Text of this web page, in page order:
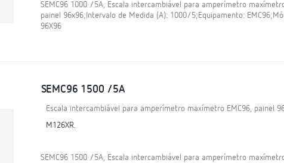
SEMC96 1000 /5A, Escala intercambiável para amperímetro
painel 96x96;Intervalo de Medida (A): 1000/5;Equipamento:
96X96
SEMC96 1500 /5A
Escala intercambiável para amperímetro maxímetro EMC96, painel
M126XR.
SEMC96 1500 /5A, Escala intercambiável para amperímetro maxímetro